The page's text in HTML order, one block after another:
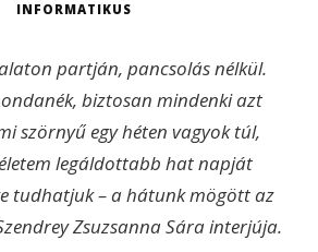
INFORMATIKUS
partján, pancsolás nélkül.
biztosan mindenki azt
szörnyű egy héten vagyok túl,
legáldottabb hat napját
tudhatjuk – a hátunk mögött az
Zsuzsanna Sára interjúja.